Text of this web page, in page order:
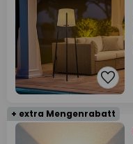
+ extra Mengenrabatt